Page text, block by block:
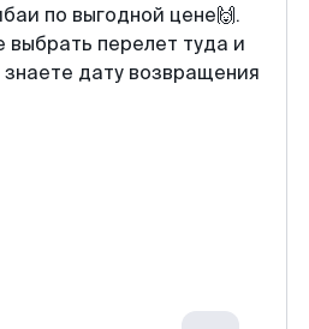
по выгодной цене🙌.
перелет туда и
дату возвращения